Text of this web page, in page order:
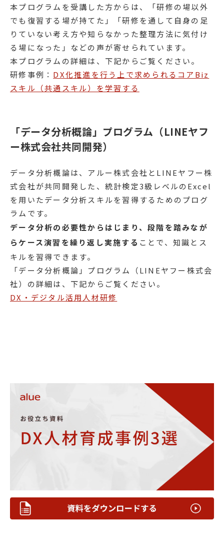
本プログラムを受講した方からは、「研修の場以外
でも復習する場が持てた」「研修を通して自身の足
りていない考え方や知らなかった整理方法に気付け
る場になった」などの声が寄せられています。
本プログラムの詳細は、下記からご覧ください。
研修事例： DX化推進を行う上で求められるコアBiz
スキル（共通スキル）を学習する
「データ分析概論」プログラム（LINEヤフ
ー株式会社共同開発）
データ分析概論は、アルー株式会社とLINEヤフー株
式会社が共同開発した、統計検定3級レベルのExcel
を用いたデータ分析スキルを習得するためのプログ
ラムです。
データ分析の必要性からはじまり、段階を踏みなが
らケース演習を繰り返し実施する ことで、知識とス
キルを習得できます。
「データ分析概論」プログラム（LINEヤフー株式会
社）の詳細は、下記からご覧ください。
DX・デジタル活用人材研修